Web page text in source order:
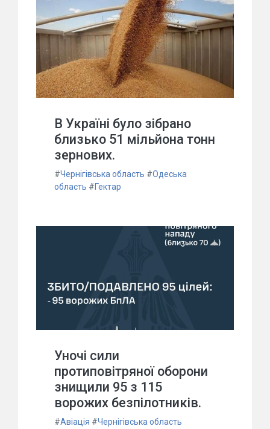
В Україні було зібрано
близько 51 мільйона тонн
зернових.
#Чернігівська область #Одеська
область #Гектар
Уночі сили
протиповітряної оборони
знищили 95 з 115
ворожих безпілотників.
#Авіація #Чернігівська область